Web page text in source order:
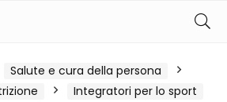
Salute e cura della persona
Integratori per lo sport